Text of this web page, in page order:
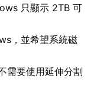
只顯示 2TB 可
，並希望系統磁
需要使用延伸分割